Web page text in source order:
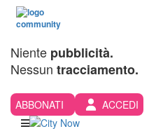
Niente pubblicità.
Nessun tracciamento.
ABBONATI ACCEDI